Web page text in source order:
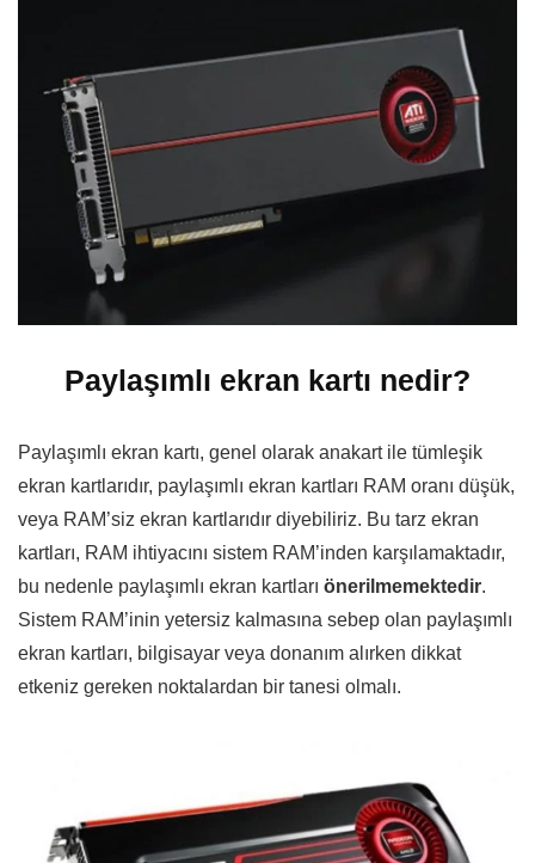
Paylaşımlı ekran kartı nedir?
Paylaşımlı ekran kartı, genel olarak anakart ile tümleşik
ekran kartlarıdır, paylaşımlı ekran kartları RAM oranı düşük,
veya RAM’siz ekran kartlarıdır diyebiliriz. Bu tarz ekran
kartları, RAM ihtiyacını sistem RAM’inden karşılamaktadır,
bu nedenle paylaşımlı ekran kartları önerilmemektedir.
Sistem RAM’inin yetersiz kalmasına sebep olan paylaşımlı
ekran kartları, bilgisayar veya donanım alırken dikkat
etkeniz gereken noktalardan bir tanesi olmalı.